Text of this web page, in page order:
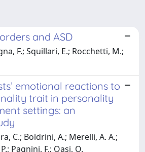
and ASD
F.; Squillari, E.; Rocchetti, M.;
emotional reactions to
trait in personality
settings: an
C.; Boldrini, A.; Merelli, A. A.;
Pagnini, F.; Oasi, O.